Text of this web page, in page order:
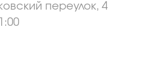
переулок, 4